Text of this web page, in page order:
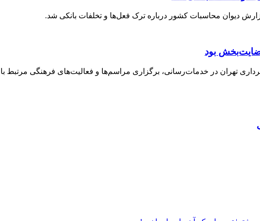
دیوان محاسبات کشور درباره ترک فعل‌ها و تخلفات بانکی شد.
بود
تهران در خدمات‌رسانی، برگزاری مراسم‌ها و فعالیت‌های فرهنگی مرتبط با